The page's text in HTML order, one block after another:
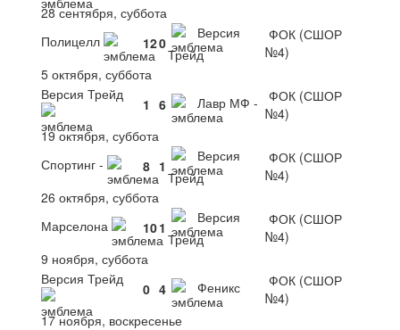
28 сентября, суббота
Полицелл
120
Версия
Трейд
ФОК (СШОР
№4)
5 октября, суббота
Версия Трейд
1 6 Лавр МФ -
ФОК (СШОР
№4)
19 октября, суббота
Спортинг -
8 1
Версия
Трейд
ФОК (СШОР
№4)
26 октября, суббота
Марселона
101
Версия
Трейд
ФОК (СШОР
№4)
9 ноября, суббота
Версия Трейд
0 4 Феникс
ФОК (СШОР
№4)
17 ноября, воскресенье